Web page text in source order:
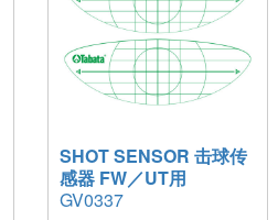
SHOT SENSOR 击球传
感器 FW／UT用
GV0337